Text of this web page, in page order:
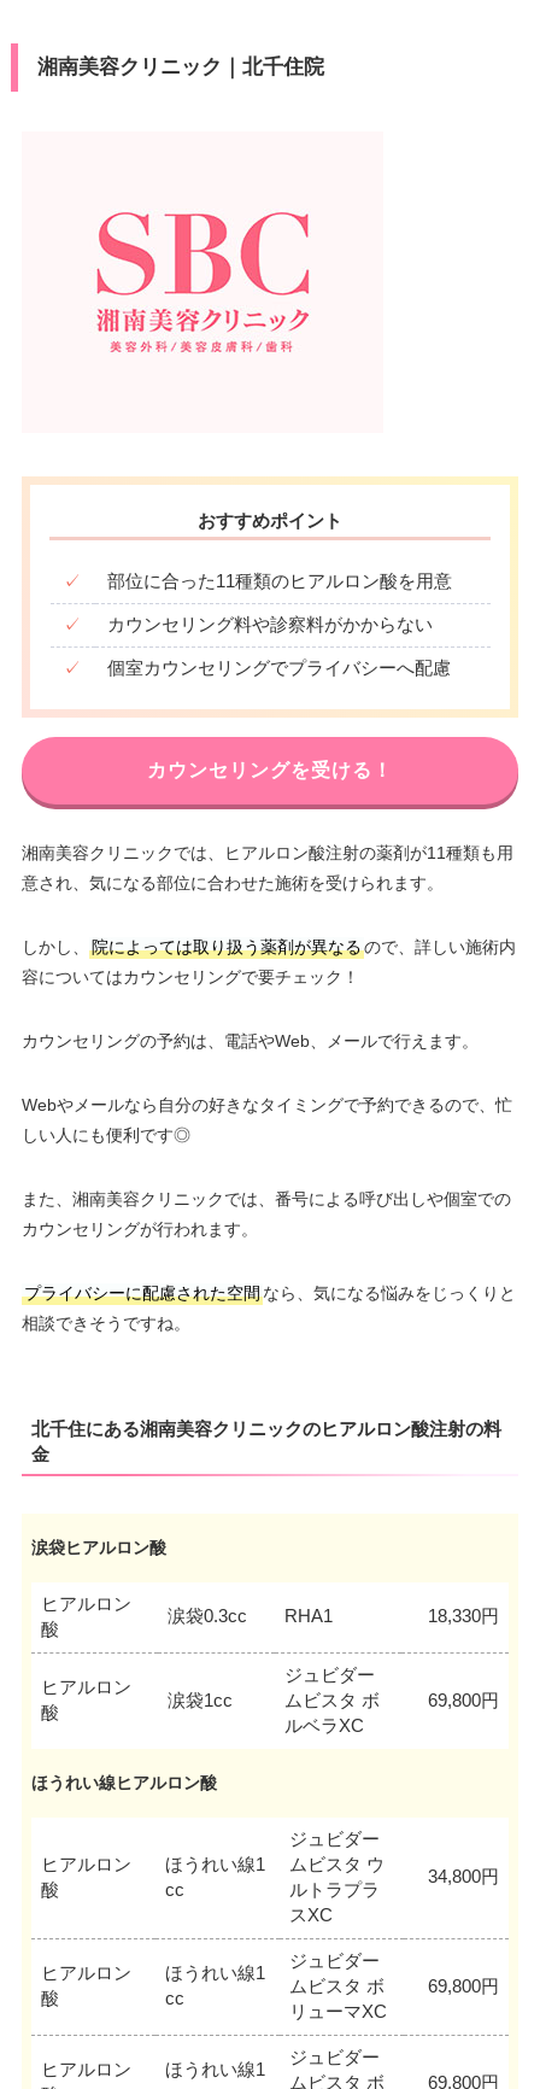
湘南美容クリニック｜北千住院
おすすめポイント
✓ 部位に合った11種類のヒアルロン酸を用意
✓ カウンセリング料や診察料がかからない
✓ 個室カウンセリングでプライバシーへ配慮
カウンセリングを受ける！
湘南美容クリニックでは、ヒアルロン酸注射の薬剤が11種類も用
意され、気になる部位に合わせた施術を受けられます。
しかし、 院によっては取り扱う薬剤が異なるので、詳しい施術内
容についてはカウンセリングで要チェック！
カウンセリングの予約は、電話やWeb、メールで行えます。
Webやメールなら自分の好きなタイミングで予約できるので、忙
しい人にも便利です◎
また、湘南美容クリニックでは、番号による呼び出しや個室での
カウンセリングが行われます。
プライバシーに配慮された空間なら、気になる悩みをじっくりと
相談できそうですね。
北千住にある湘南美容クリニックのヒアルロン酸注射の料
金
涙袋ヒアルロン酸
ヒアルロン
酸
涙袋0.3cc RHA1 18,330円
ヒアルロン
酸
涙袋1cc
ジュビダー
ムビスタ ボ
ルベラXC
69,800円
ほうれい線ヒアルロン酸
ヒアルロン
酸
ほうれい線1
cc
ジュビダー
ムビスタ ウ
ルトラプラ
スXC
34,800円
ヒアルロン
酸
ほうれい線1
cc
ジュビダー
ムビスタ ボ
リューマXC
69,800円
ヒアルロン
ほうれい線1
ジュビダー
ムビスタ ボ
69,800円